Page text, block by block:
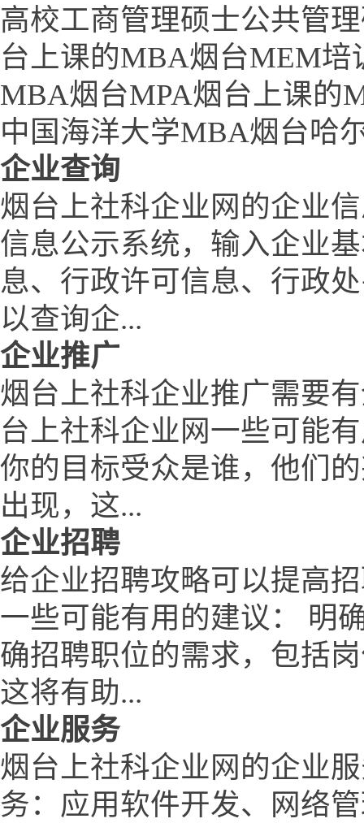
高校工商管理硕士公共管
台上课的MBA烟台MEM培
MBA烟台MPA烟台上课的
中国海洋大学MBA烟台哈
企业查询
烟台上社科企业网的企业
信息公示系统，输入企业
息、行政许可信息、行政
以查询企...
企业推广
烟台上社科企业推广需要
台上社科企业网一些可能
你的目标受众是谁，他们
出现，这...
企业招聘
给企业招聘攻略可以提高
一些可能有用的建议： 明
确招聘职位的需求，包括
这将有助...
企业服务
烟台上社科企业网的企业
务：应用软件开发、网络